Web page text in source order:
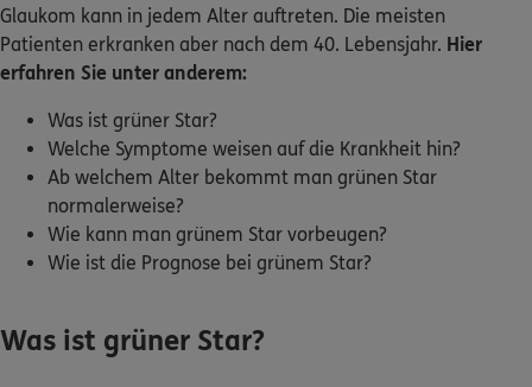
Schaden- oder Leistungsfall melden
Bequem online oder telefonisch.
Kontakt
Glaukom kann in jedem Alter auftreten. Die meisten
Patienten erkranken aber nach dem 40. Lebensjahr. Hier
erfahren Sie unter anderem:
Was ist grüner Star?
Welche Symptome weisen auf die Krankheit hin?
Ab welchem Alter bekommt man grünen Star
normalerweise?
Wie kann man grünem Star vorbeugen?
Wie ist die Prognose bei grünem Star?
Was ist grüner Star?